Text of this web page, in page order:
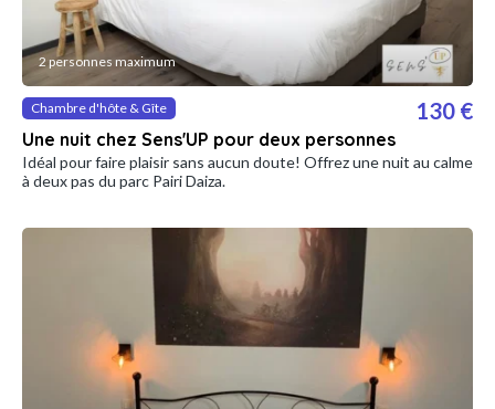
2 personnes maximum
Chambre d'hôte & Gîte
Une nuit chez Sens'UP pour deux personnes
130 €
Idéal pour faire plaisir sans aucun doute! Offrez une nuit au calme
à deux pas du parc Pairi Daiza.